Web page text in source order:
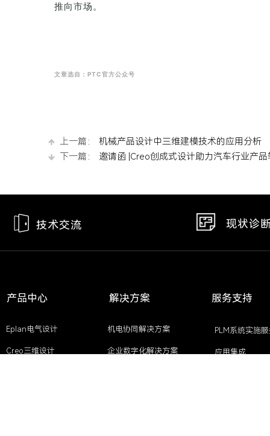
推向市场。
文章选自：PTC官方公众号
上一篇：
机械产品设计中三维建模技术的应用分析
下一篇：
邀请函 |Creo创成式设计助力汽车行业产品
现状诊
技术交流
机电协同解决方案
企业数字化解决方案
产品中心 解决方案 服务支持
PLM系统实施
应用集成
Eplan电气设计
Creo三维设计